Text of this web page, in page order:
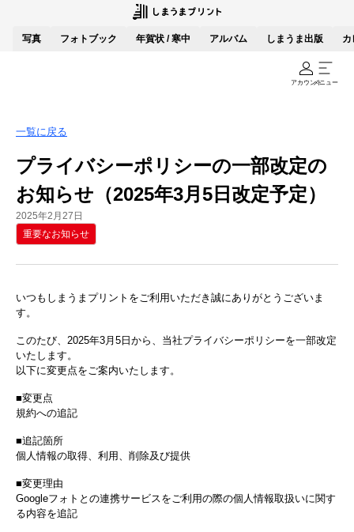
写真 フォトブック 年賀状 / 寒中 アルバム しまうま出版 カ
アカウントメニュー
一覧に戻る
プライバシーポリシーの一部改定の
お知らせ（2025年3月5日改定予定）
2025年2月27日
重要なお知らせ
いつもしまうまプリントをご利用いただき誠にありがとうございま
す。
このたび、2025年3月5日から、当社プライバシーポリシーを一部改定
いたします。
以下に変更点をご案内いたします。
■変更点
規約への追記
■追記箇所
個人情報の取得、利用、削除及び提供
■変更理由
Googleフォトとの連携サービスをご利用の際の個人情報取扱いに関す
る内容を追記